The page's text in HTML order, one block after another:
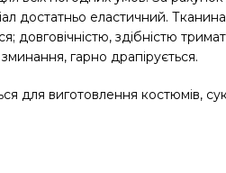
достатньо еластичний. Тканина
довговічністю, здібністю
гарно драпірується.
для виготовлення костюмів,